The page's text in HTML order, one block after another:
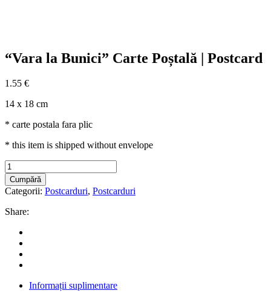
“Vara la Bunici” Carte Poștală | Postcard
1.55 €
14 x 18 cm
* carte postala fara plic
* this item is shipped without envelope
“Vara
la
Bunici"
Carte
Poștală
Postcard
quantity
Cumpără
Categorii: Postcarduri, Postcarduri
Share:
Informații suplimentare